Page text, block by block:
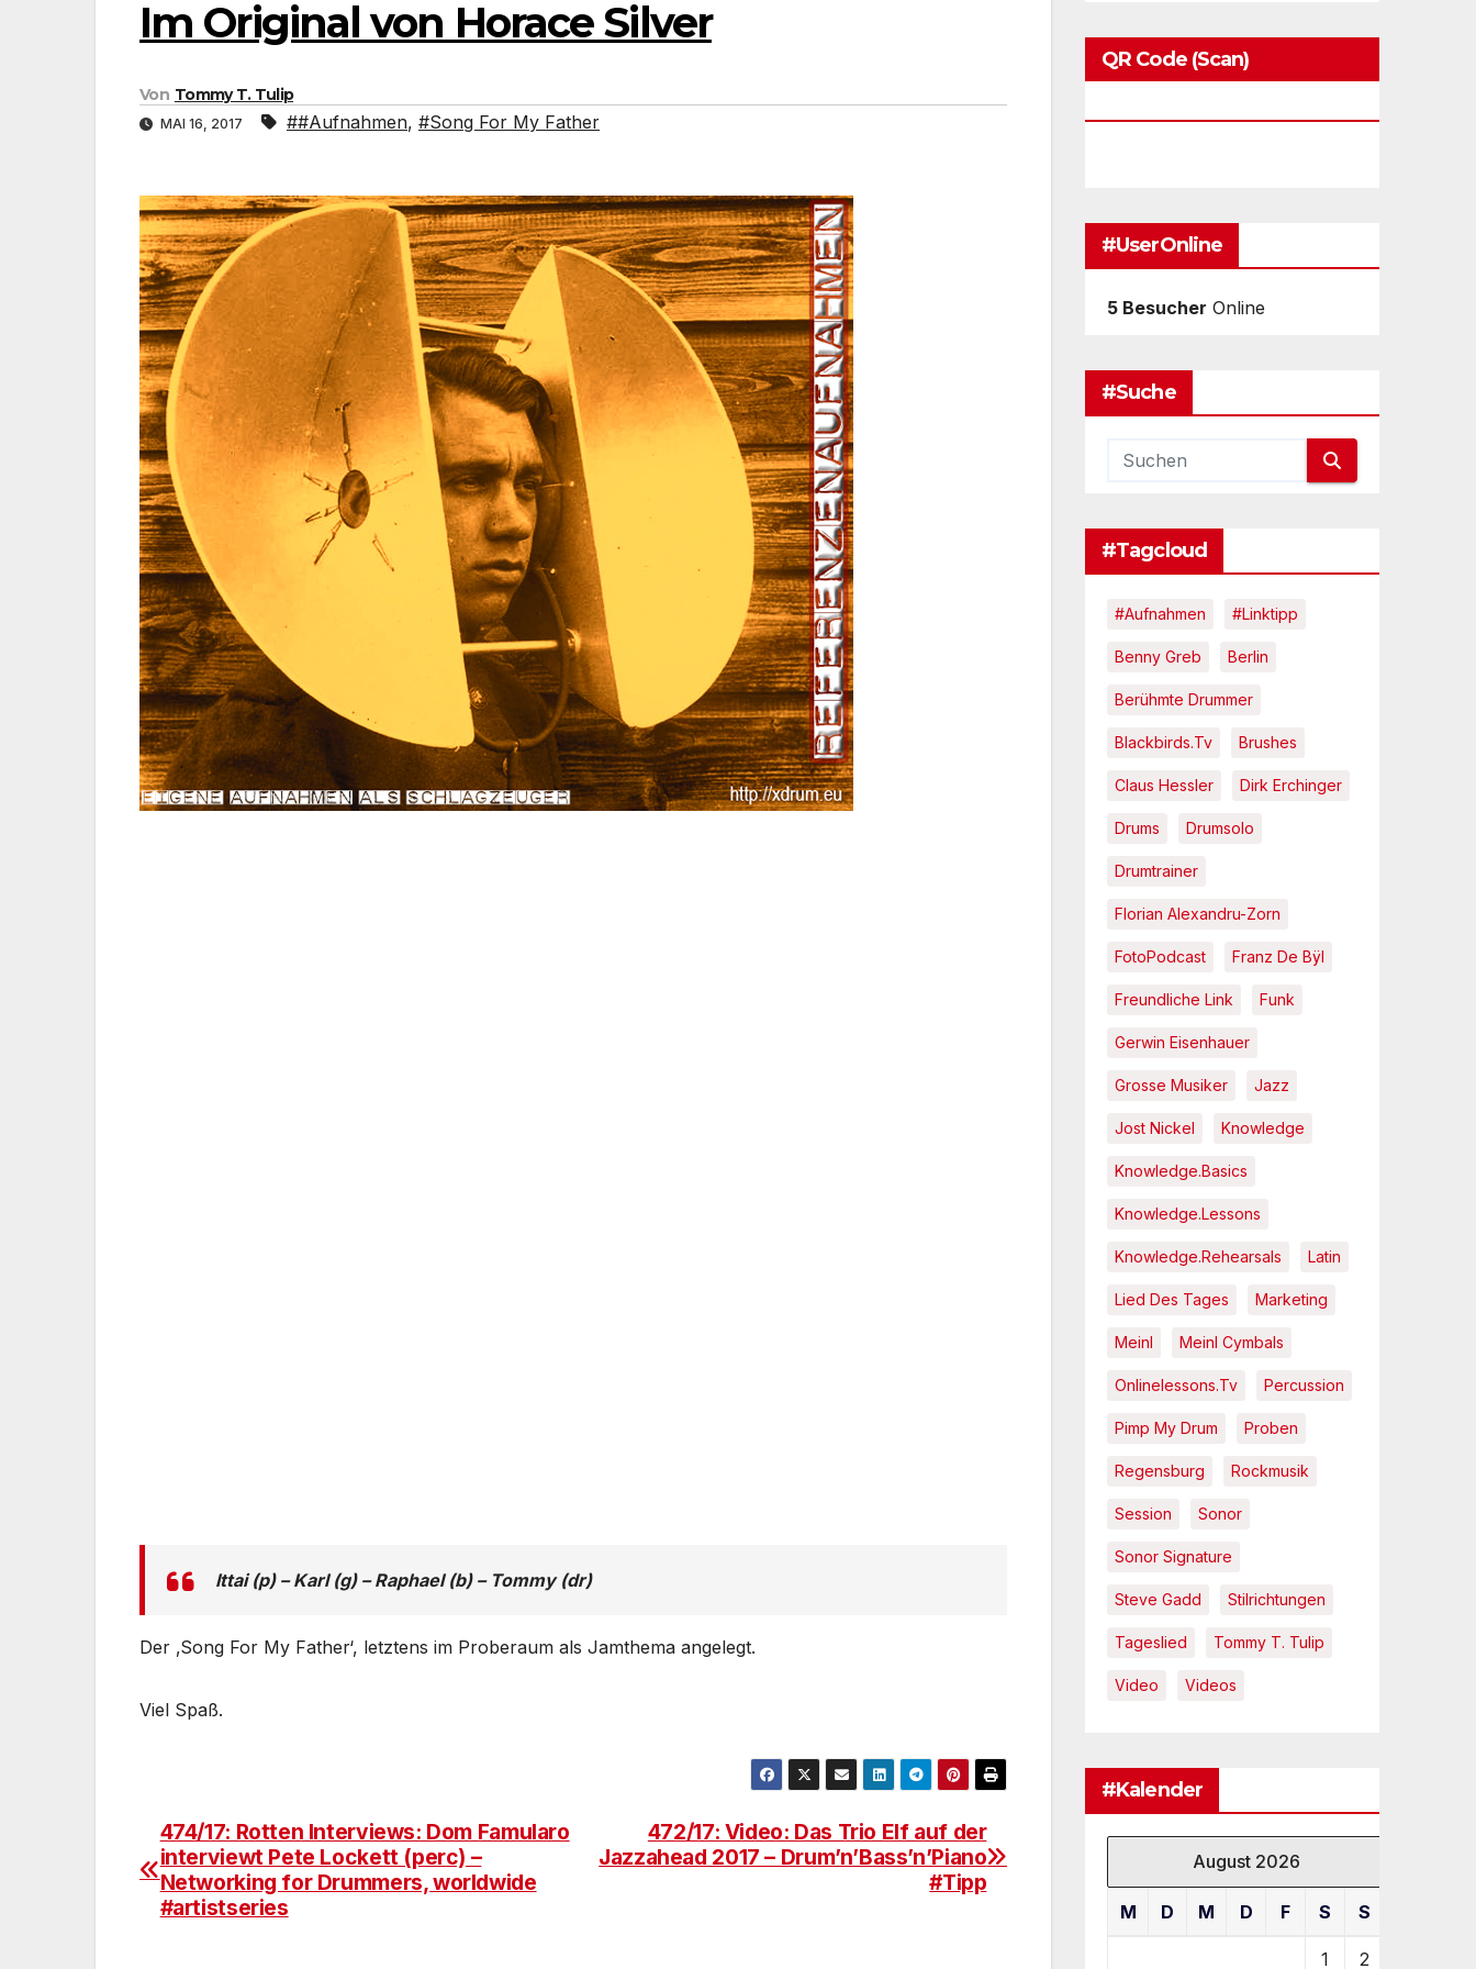
Im Original von Horace Silver
Von Tommy T. Tulip
MAI 16, 2017 ##Aufnahmen, #Song For My Father
Ittai (p) – Karl (g) – Raphael (b) – Tommy (dr)
Der ‚Song For My Father‘, letztens im Proberaum als Jamthema angelegt.
Viel Spaß.
Beitragsnavigation
472/17: Video: Das Trio Elf auf der
Jazzahead 2017 – Drum’n’Bass’n’Piano
#Tipp
474/17: Rotten Interviews: Dom Famularo
interviewt Pete Lockett (perc) –
Networking for Drummers, worldwide
#artistseries
QR Code (Scan)
#UserOnline
5 Besucher Online
#Suche
#Tagcloud
#Aufnahmen #Linktipp
Benny Greb Berlin
Berühmte Drummer
Blackbirds.tv Brushes
Claus Hessler Dirk Erchinger
Drums Drumsolo
Drumtrainer
Florian Alexandru-Zorn
FotoPodcast Franz De Bÿl
Freundliche Link Funk
Gerwin Eisenhauer
Grosse Musiker Jazz
Jost Nickel Knowledge
Knowledge.Basics
Knowledge.Lessons
Knowledge.Rehearsals Latin
Lied Des Tages Marketing
Meinl Meinl Cymbals
Onlinelessons.tv Percussion
Pimp My Drum Proben
Regensburg Rockmusik
Session Sonor
Sonor Signature
Steve Gadd Stilrichtungen
Tageslied Tommy T. Tulip
Video Videos
#Kalender
August 2026
M D M D F S S
1 2